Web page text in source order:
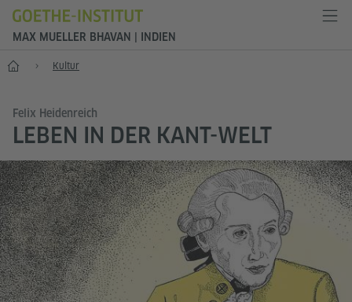
MAX MUELLER BHAVAN | INDIEN
Start Kultur
Felix Heidenreich
LEBEN IN DER KANT-WELT